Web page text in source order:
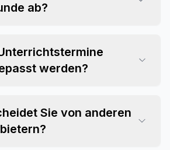
ab?
werden?
Sie von anderen